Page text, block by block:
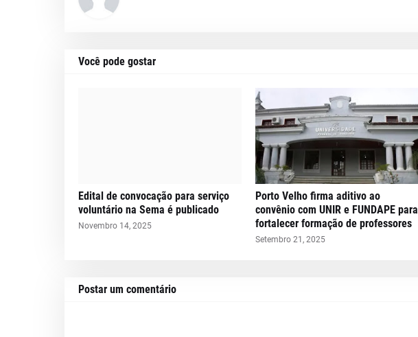
Você pode gostar
Edital de convocação para serviço
voluntário na Sema é publicado
Novembro 14, 2025
Porto Velho firma aditivo ao
convênio com UNIR e FUNDAPE para
fortalecer formação de professores
Setembro 21, 2025
Postar um comentário